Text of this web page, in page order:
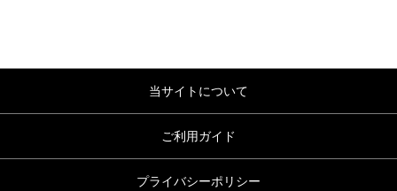
当サイトについて
ご利用ガイド
プライバシーポリシー